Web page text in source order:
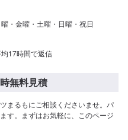
曜・金曜・土曜・日曜・祝日
17時間で返信
無料見積
まるもにご相談くださいませ。パ
す。まずはお気軽に、このページ